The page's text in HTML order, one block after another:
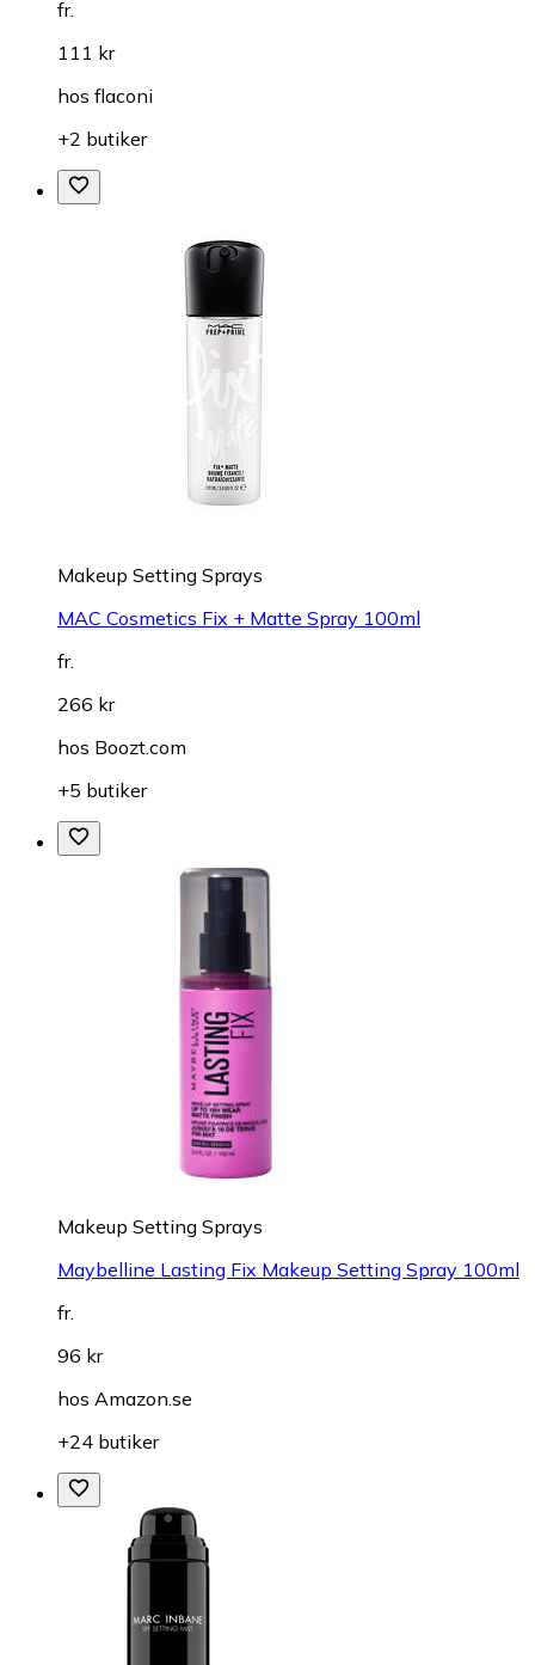
fr.
111 kr
hos flaconi
+2 butiker
Makeup Setting Sprays
MAC Cosmetics Fix + Matte Spray 100ml
fr.
266 kr
hos Boozt.com
+5 butiker
Makeup Setting Sprays
Maybelline Lasting Fix Makeup Setting Spray 100ml
fr.
96 kr
hos Amazon.se
+24 butiker